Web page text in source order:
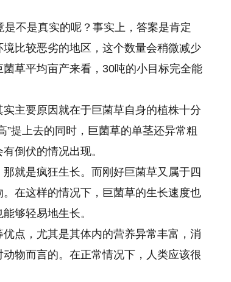
不是真实的呢？事实上，答案是肯定
比较恶劣的地区，这个数量会稍微减少
草平均亩产来看，30吨的小目标完全能
主要原因就在于巨菌草自身的植株十分
提上去的同时，巨菌草的单茎还异常粗
倒伏的情况出现。
就是疯狂生长。而刚好巨菌草又属于四
在这样的情况下，巨菌草的生长速度也
够轻易地生长。
点，尤其是其体内的营养异常丰富，消
物而言的。在正常情况下，人类应该很